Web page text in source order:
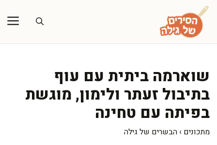
לדלג
לתוכן
שוארמה ביתית עם עוף
בתיבול זעתר ולימון, מוגשת
בפיתה עם טחינה
מתכונים › הבשרים של גילה